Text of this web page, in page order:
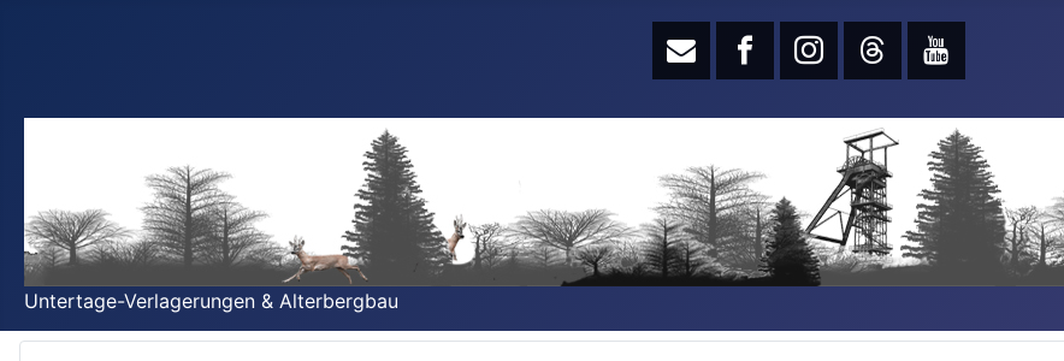
Untertage-Verlagerungen & Alterbergbau